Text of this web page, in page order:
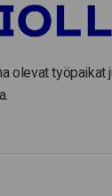
olevat työpaikat